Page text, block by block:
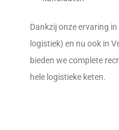
Dankzij onze ervaring
logistiek) en nu ook in
bieden we complete
hele logistieke keten.